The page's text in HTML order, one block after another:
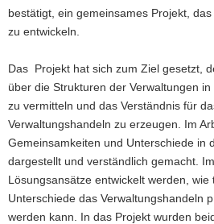
bestätigt, ein gemeinsames Projekt,
zu entwickeln.
Das Projekt hat sich zum Ziel gesetzt,
über die Strukturen der Verwaltungen
zu vermitteln und das Verständnis für
Verwaltungshandeln zu erzeugen. Im
Gemeinsamkeiten und Unterschiede in
dargestellt und verständlich gemacht.
Lösungsansätze entwickelt werden, wie
Unterschiede das Verwaltungshandeln
werden kann. In das Projekt wurden